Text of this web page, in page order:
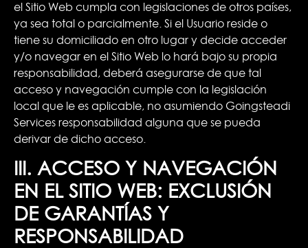
el Sitio Web cumpla con legislaciones de otros países,
ya sea total o parcialmente. Si el Usuario reside o
tiene su domiciliado en otro lugar y decide acceder
y/o navegar en el Sitio Web lo hará bajo su propia
responsabilidad, deberá asegurarse de que tal
acceso y navegación cumple con la legislación
local que le es aplicable, no asumiendo Goingsteadi
Services responsabilidad alguna que se pueda
derivar de dicho acceso.
III. ACCESO Y NAVEGACIÓN
EN EL SITIO WEB: EXCLUSIÓN
DE GARANTÍAS Y
RESPONSABILIDAD